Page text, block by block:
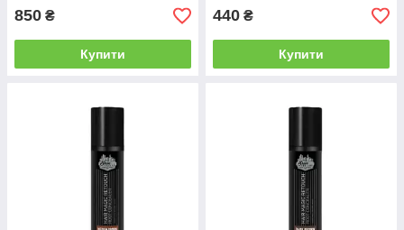
850 ₴
Купити
440 ₴
Купити